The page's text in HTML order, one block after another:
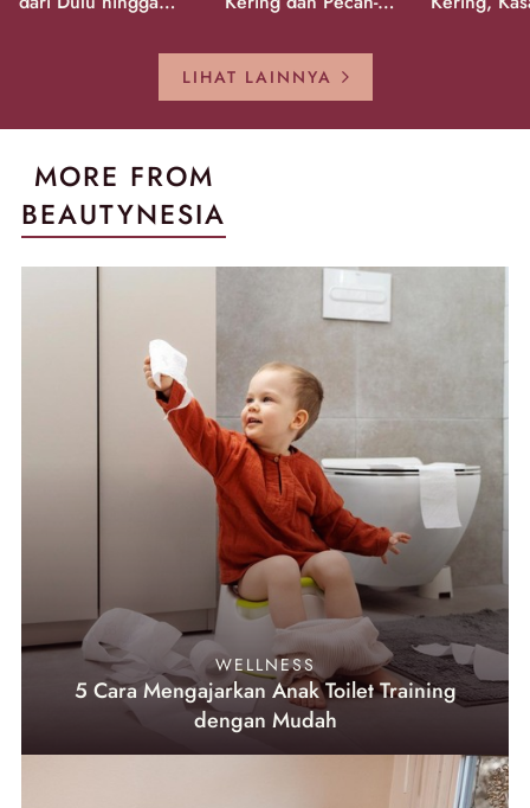
LIHAT LAINNYA
MORE FROM
BEAUTYNESIA
WELLNESS
5 Cara Mengajarkan Anak Toilet Training
dengan Mudah